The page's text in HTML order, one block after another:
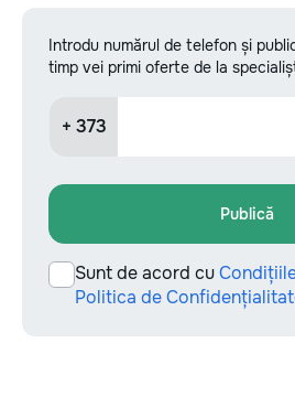
Introdu numărul de telefon și
timp vei primi oferte de la
+ 373
Publică
Sunt de acord cu
Politica de